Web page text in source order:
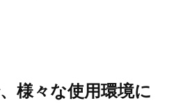
様々な使用環境に